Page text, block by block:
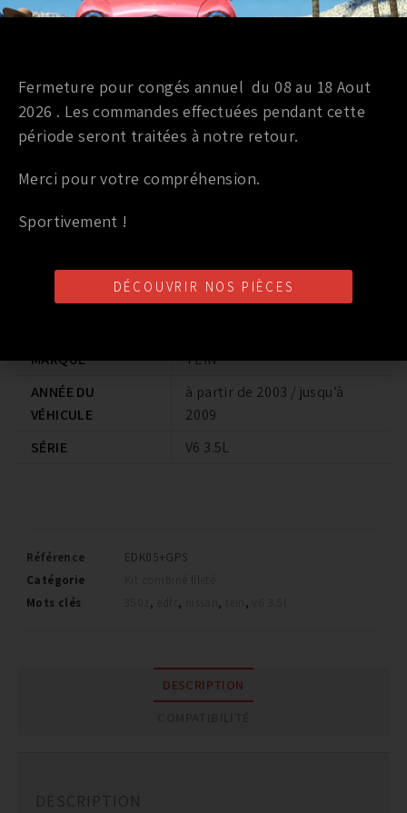
longitude, latitude, distance parcourue et heure
synchronisée.
930,00€ TTC
Disponible sur commande
AJOUTER AU PANIER
MARQUE
TEIN
ANNÉE DU
VÉHICULE
à partir de 2003 / jusqu’à
2009
SÉRIE
V6 3.5L
Référence
EDK05+GPS
Catégorie
Mots clés
, , , ,
DESCRIPTION
DESCRIPTION
Fermeture pour congés annuel du 08 au 18 Aout
2026 . Les commandes effectuées pendant cette
période seront traitées à notre retour.
Merci pour votre compréhension.
Sportivement !
DÉCOUVRIR NOS PIÈCES